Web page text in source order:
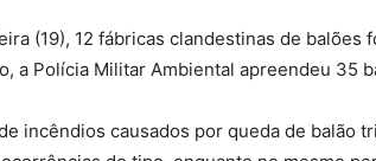
(19), 12 fábricas clandestinas de
a Polícia Militar Ambiental apreendeu 35
incêndios causados por queda de balão